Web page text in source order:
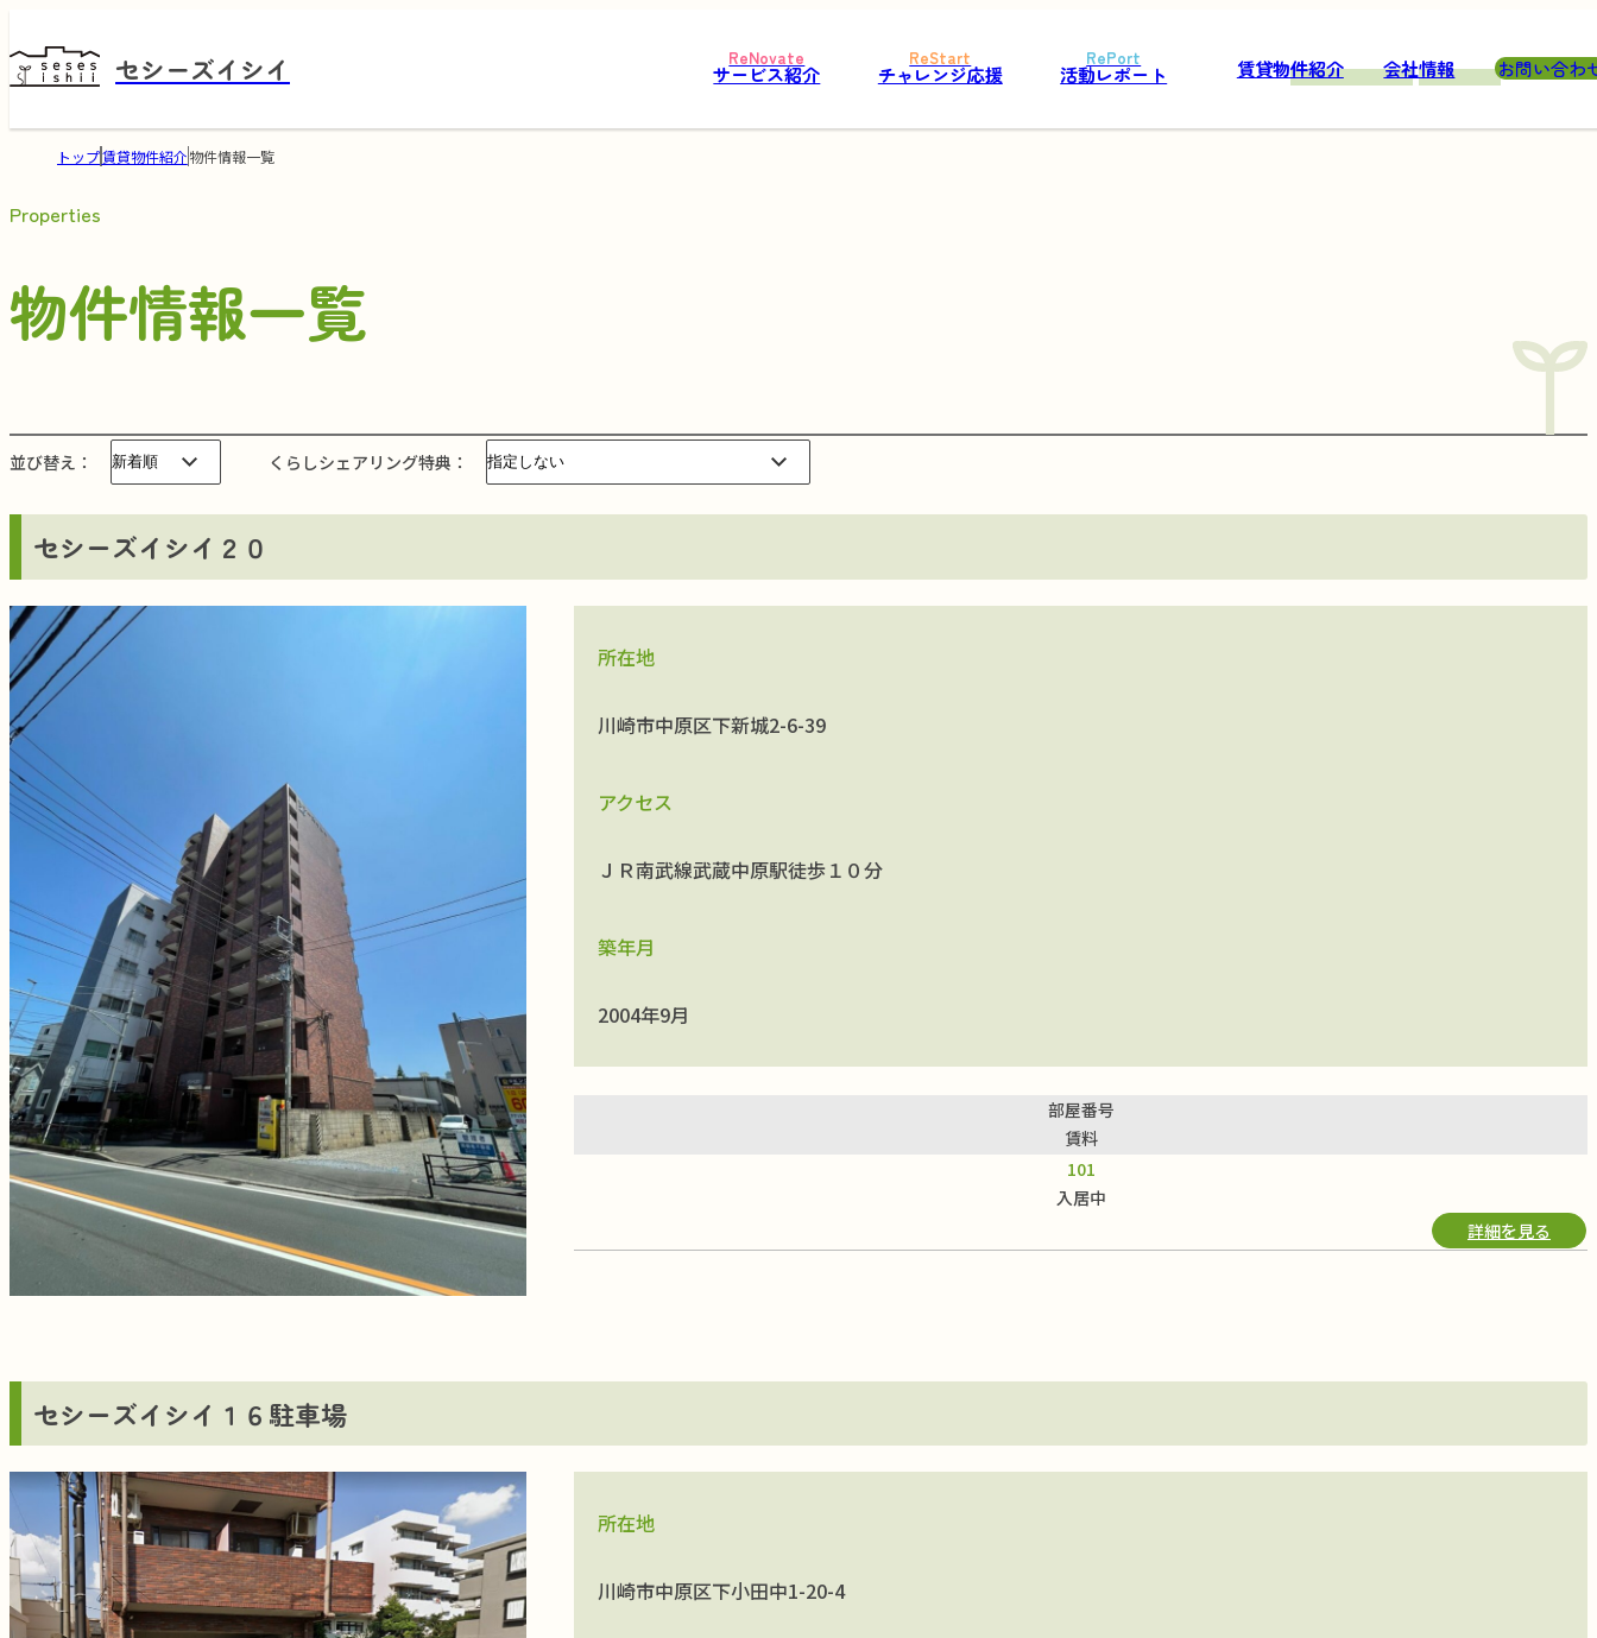
セシーズイシイ サービス紹介 チャレンジ応援 活動レポート 賃貸物件紹介 会社情報 お問い合わ
トップ賃貸物件紹介物件情報一覧
Properties
物件情報一覧
並び替え くらしシェアリング特典
セシーズイシイ２０
所在地
川崎市中原区下新城2-6-39
アクセス
ＪＲ南武線武蔵中原駅徒歩１０分
築年月
2004年9月
部屋番号
賃料
101
入居中
詳細を見る
セシーズイシイ１６駐車場
所在地
川崎市中原区下小田中1-20-4